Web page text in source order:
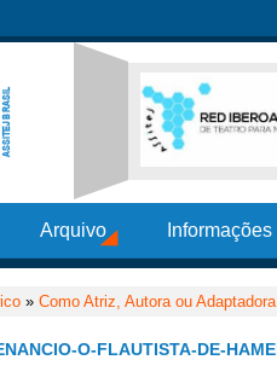
Arquivo
» Como Atriz, Autora ou Adaptadora
O-FLAUTISTA-DE-